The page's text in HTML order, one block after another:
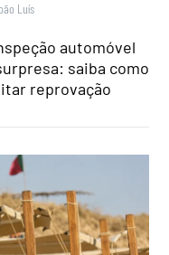
Luís
automóvel
saiba como
reprovação